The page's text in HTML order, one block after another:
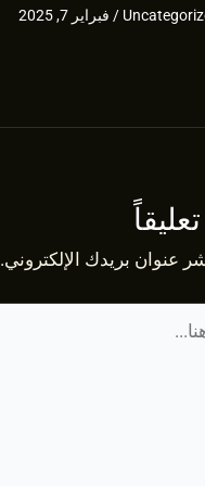
/ فبراير 7, 2025
عنوان بريدك الإلكتروني.